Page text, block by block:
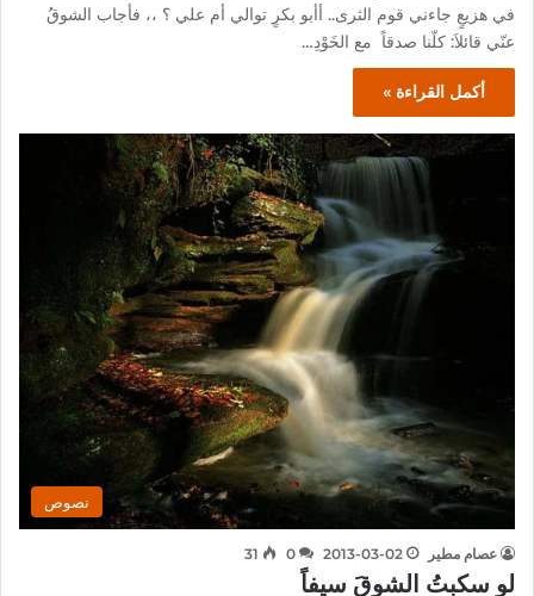
في هزيعٍ جاءني قوم الثرى.. أأبو بكرٍ توالي أم علي ؟ ،، فأجاب الشوقُ
عنّي قائلاَ: كلّنا صدقاً مع الخَوْدِ…
أكمل القراءة »
نصوص
عصام مطير 2013-03-02
0
31
لو سكبتُ الشوقَ سيفاً